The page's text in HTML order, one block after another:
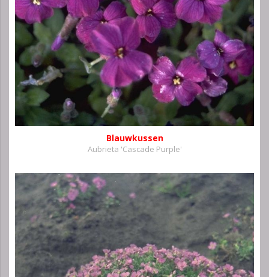
Blauwkussen
Aubrieta 'Cascade Purple'